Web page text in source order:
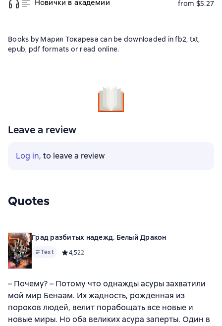
Новички в академии from $5.27
Books by Мария Токарева can be downloaded in fb2, txt,
epub, pdf formats or read online.
Leave a review
Log in, to leave a review
Quotes
Град разбитых надежд. Белый Дракон
Text Средний рейтинг 4,5 на основе 22 оценок
4,522
– Почему? – Потому что однажды асуры захватили
мой мир Бенаам. Их жадность, рожденная из
пороков людей, велит порабощать все новые и
новые миры. Но оба великих асура заперты. Один в